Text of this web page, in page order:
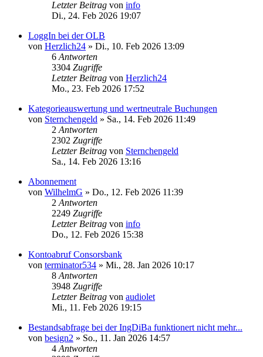
Letzter Beitrag von info
Di., 24. Feb 2026 19:07
LoggIn bei der OLB
von Herzlich24 » Di., 10. Feb 2026 13:09
6 Antworten
3304 Zugriffe
Letzter Beitrag von Herzlich24
Mo., 23. Feb 2026 17:52
Kategorieauswertung und wertneutrale Buchungen
von Sternchengeld » Sa., 14. Feb 2026 11:49
2 Antworten
2302 Zugriffe
Letzter Beitrag von Sternchengeld
Sa., 14. Feb 2026 13:16
Abonnement
von WilhelmG » Do., 12. Feb 2026 11:39
2 Antworten
2249 Zugriffe
Letzter Beitrag von info
Do., 12. Feb 2026 15:38
Kontoabruf Consorsbank
von terminator534 » Mi., 28. Jan 2026 10:17
8 Antworten
3948 Zugriffe
Letzter Beitrag von audiolet
Mi., 11. Feb 2026 19:15
Bestandsabfrage bei der IngDiBa funktionert nicht mehr...
von besign2 » So., 11. Jan 2026 14:57
4 Antworten